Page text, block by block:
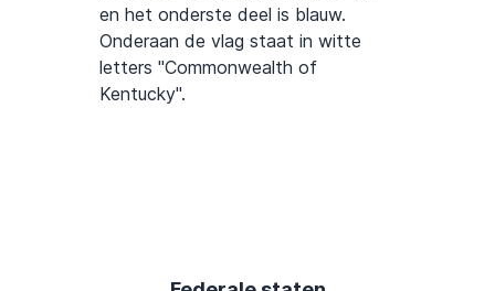
en het onderste deel is blauw.
Onderaan de vlag staat in witte
letters "Commonwealth of
Kentucky".